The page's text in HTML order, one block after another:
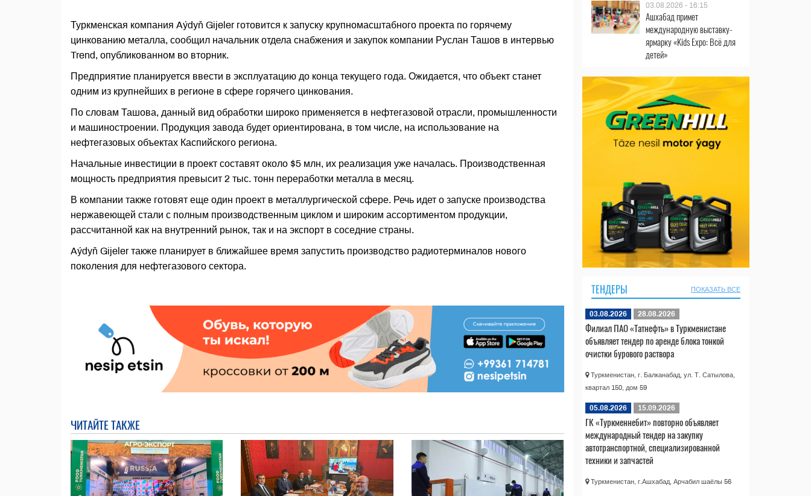
Туркменская компания Aýdyň Gijeler готовится к запуску крупномасштабного проекта по горячему
цинкованию металла, сообщил начальник отдела снабжения и закупок компании Руслан Ташов в интервью
Trend, опубликованном во вторник.
Предприятие планируется ввести в эксплуатацию до конца текущего года. Ожидается, что объект станет
одним из крупнейших в регионе в сфере горячего цинкования.
По словам Ташова, данный вид обработки широко применяется в нефтегазовой отрасли, промышленности
и машиностроении. Продукция завода будет ориентирована, в том числе, на использование на
нефтегазовых объектах Каспийского региона.
Начальные инвестиции в проект составят около $5 млн, их реализация уже началась. Производственная
мощность предприятия превысит 2 тыс. тонн переработки металла в месяц.
В компании также готовят еще один проект в металлургической сфере. Речь идет о запуске производства
нержавеющей стали с полным производственным циклом и широким ассортиментом продукции,
рассчитанной как на внутренний рынок, так и на экспорт в соседние страны.
Aýdyň Gijeler также планирует в ближайшее время запустить производство радиотерминалов нового
поколения для нефтегазового сектора.
ЧИТАЙТЕ ТАКЖЕ
03.08.2026 - 16:15
Ашхабад примет
международную выставку-
ярмарку «Kids Expo: Всё для
детей»
ТЕНДЕРЫ ПОКАЗАТЬ ВСЕ
03.08.2026 28.08.2026
Филиал ПАО «Татнефть» в Туркменистане
объявляет тендер по аренде блока тонкой
очистки бурового раствора
Туркменистан, г. Балканабад, ул. Т. Сатылова,
квартал 150, дом 59
05.08.2026 15.09.2026
ГК «Туркменнебит» повторно объявляет
международный тендер на закупку
автотранспортной, специализированной
техники и запчастей
Туркменистан, г.Ашхабад, Арчабил шаёлы 56